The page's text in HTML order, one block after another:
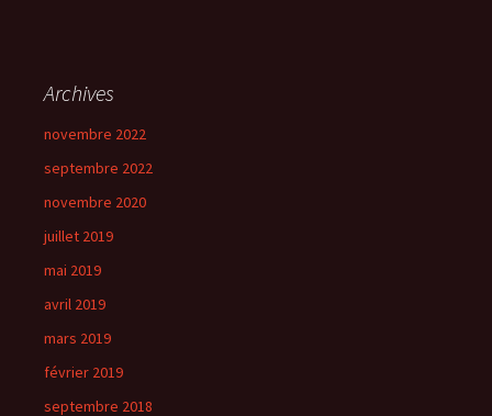
Archives
novembre 2022
septembre 2022
novembre 2020
juillet 2019
mai 2019
avril 2019
mars 2019
février 2019
septembre 2018